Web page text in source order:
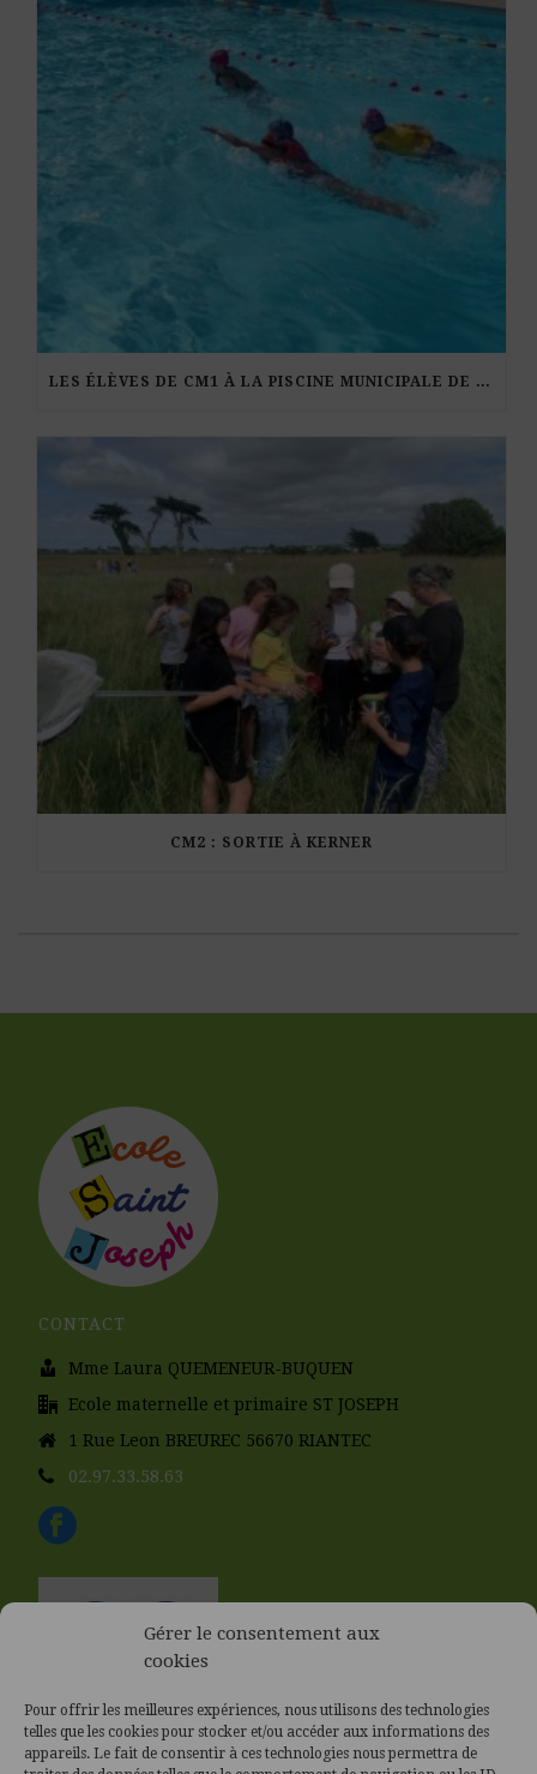
Gérer le consentement aux
cookies
Pour offrir les meilleures expériences, nous utilisons des technologies
telles que les cookies pour stocker et/ou accéder aux informations des
appareils. Le fait de consentir à ces technologies nous permettra de
LES ÉLÈVES DE CM1 À LA PISCINE MUNICIPALE DE KERDURAND
CM2 : SORTIE À KERNER
CONTACT
Mme Laura QUEMENEUR-BUQUEN
Ecole maternelle et primaire ST JOSEPH
1 Rue Leon BREUREC 56670 RIANTEC
02.97.33.58.63